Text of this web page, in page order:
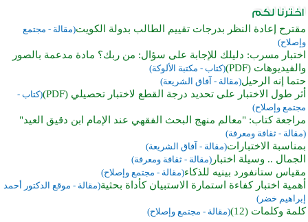
مقترح إعادة النظر بدرجات تقييم الطالب بدولة الكويت(مقالة - مجتمع
وإصلاح)
اختبار مسرب: دليلك للإجابة على سؤال: من ربك؟ مادة مدعمة بالصور
والفيديوهات (PDF)
(كتاب - مكتبة الألوكة)
حتما إنه الرحيل(مقالة - آفاق الشريعة)
أثر طول الاختبار على تحديد درجة القطع لاختبار تحصيلي (PDF)
(كتاب -
مجتمع وإصلاح)
مراجعة كتاب: "معالم منهج البحث الفقهي عند الإمام ابن دقيق العيد"
(مقالة - ثقافة ومعرفة)
بمناسبة الاختبارات(مقالة - آفاق الشريعة)
الجمال .. وسيلة اختبار (مقالة - ثقافة ومعرفة)
مقياس ستانفورد بينيه للذكاء(مقالة - مجتمع وإصلاح)
أهمية اختبار كفاءة استمارة الاستبيان كأداة بحثية(مقالة - موقع الدكتور أحمد
إبراهيم خضر)
كلمة وكلمات (12) (مقالة - مجتمع وإصلاح)